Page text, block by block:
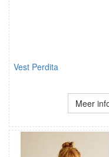
Vest Perdita
Meer